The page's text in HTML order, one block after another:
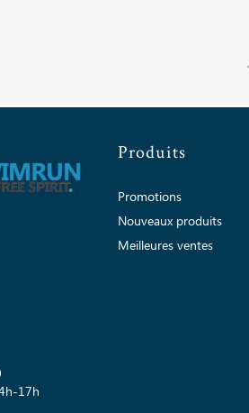
17h
Produits
Promotions
Nouveaux produits
Meilleures ventes